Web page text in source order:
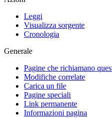
Leggi
Visualizza sorgente
Cronologia
Generale
Pagine che richiamano
Modifiche correlate
Carica un file
Pagine speciali
Link permanente
Informazioni pagina